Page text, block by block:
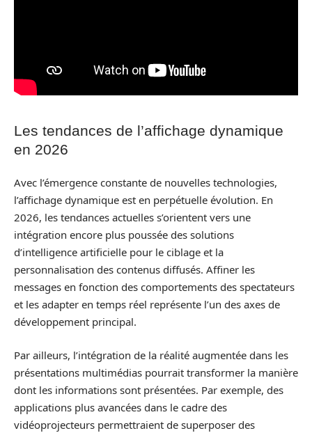
Les tendances de l’affichage dynamique
en 2026
Avec l’émergence constante de nouvelles technologies,
l’affichage dynamique est en perpétuelle évolution. En
2026, les tendances actuelles s’orientent vers une
intégration encore plus poussée des solutions
d’intelligence artificielle pour le ciblage et la
personnalisation des contenus diffusés. Affiner les
messages en fonction des comportements des spectateurs
et les adapter en temps réel représente l’un des axes de
développement principal.
Par ailleurs, l’intégration de la réalité augmentée dans les
présentations multimédias pourrait transformer la manière
dont les informations sont présentées. Par exemple, des
applications plus avancées dans le cadre des
vidéoprojecteurs permettraient de superposer des